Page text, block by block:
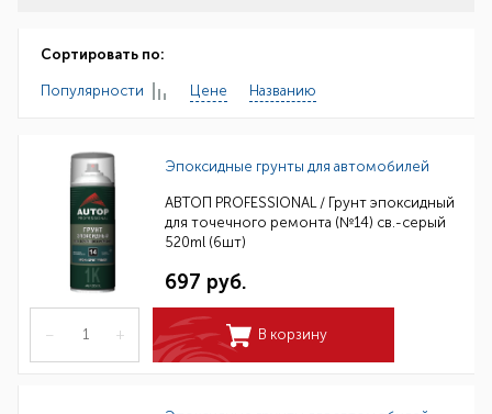
Сортировать по:
Популярности Цене Названию
Эпоксидные грунты для автомобилей
АВТОП PROFESSIONAL / Грунт эпоксидный
для точечного ремонта (№14) св.-серый
520ml (6шт)
697 руб.
– + В корзину